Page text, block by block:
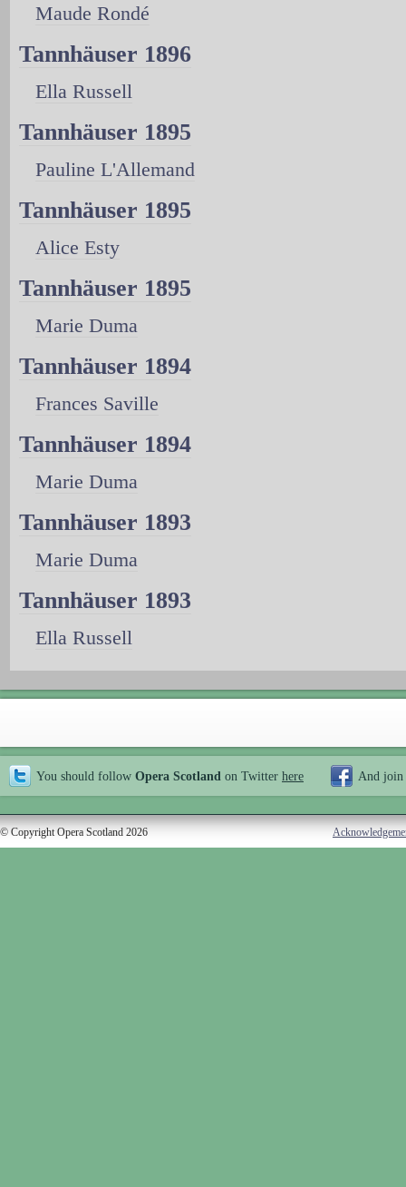
Maude Rondé
Tannhäuser 1896
Ella Russell
Tannhäuser 1895
Pauline L'Allemand
Tannhäuser 1895
Alice Esty
Tannhäuser 1895
Marie Duma
Tannhäuser 1894
Frances Saville
Tannhäuser 1894
Marie Duma
Tannhäuser 1893
Marie Duma
Tannhäuser 1893
Ella Russell
You should follow Opera Scotland on Twitter here And join
© Copyright Opera Scotland 2026